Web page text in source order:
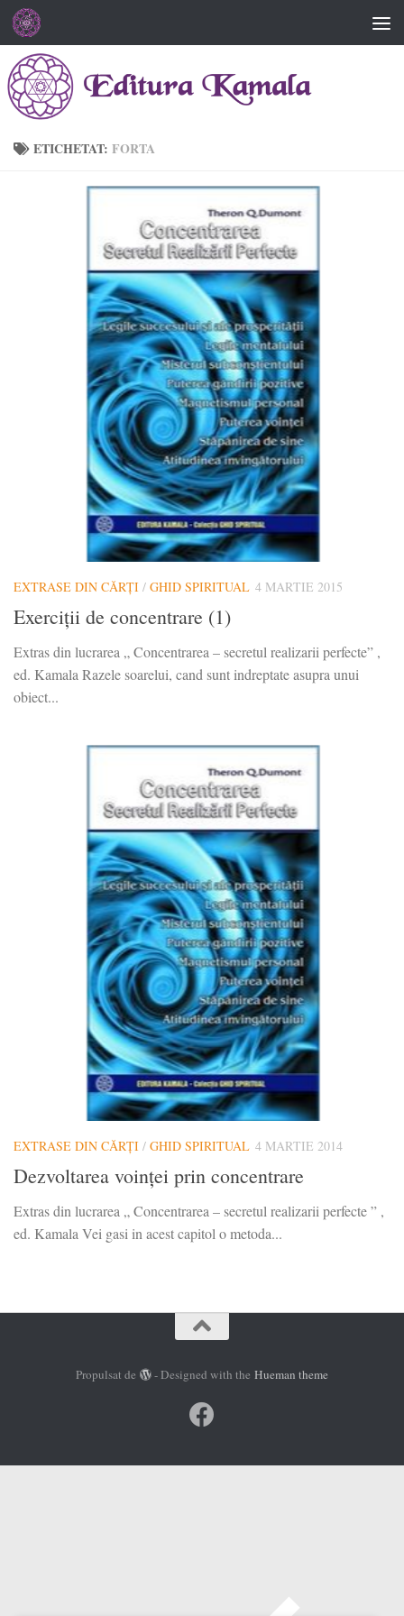
Skip to content
ETICHETAT: FORTA
EXTRASE DIN CĂRȚI / GHID SPIRITUAL 4 MARTIE 2015
Exerciții de concentrare (1)
Extras din lucrarea „ Concentrarea – secretul realizarii perfecte” ,
ed. Kamala Razele soarelui, cand sunt indreptate asupra unui
obiect...
EXTRASE DIN CĂRȚI / GHID SPIRITUAL 4 MARTIE 2014
Dezvoltarea voinței prin concentrare
Extras din lucrarea „ Concentrarea – secretul realizarii perfecte ” ,
ed. Kamala Vei gasi in acest capitol o metoda...
Propulsat de - Designed with theHueman theme